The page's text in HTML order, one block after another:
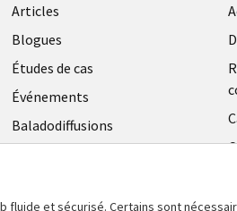
Articles
Blogues
Études de cas
Événements
Baladodiffusions
et sécurisé. Certains sont